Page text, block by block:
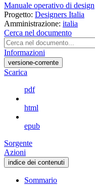
Manuale operativo di design
Progetto: Designers Italia
Amministrazione: italia
Cerca nel documento
Informazioni
versione-corrente
Scarica
pdf
html
epub
Sorgente
Azioni
indice dei contenuti
Sommario